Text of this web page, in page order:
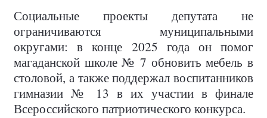
Социальные проекты депутата не
ограничиваются муниципальными
округами: в конце 2025 года он помог
магаданской школе № 7 обновить мебель в
столовой, а также поддержал воспитанников
гимназии № 13 в их участии в финале
Всероссийского патриотического конкурса.